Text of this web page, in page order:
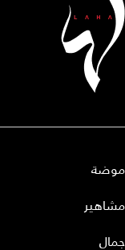
موضة
مشاهير
جمال